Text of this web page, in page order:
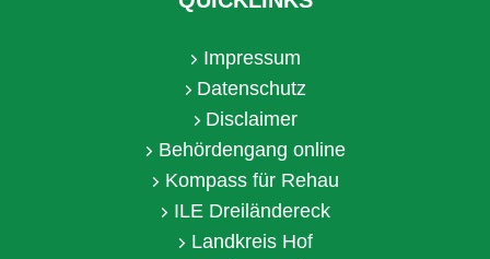
Impressum
Datenschutz
Disclaimer
Behördengang online
Kompass für Rehau
ILE Dreiländereck
Landkreis Hof